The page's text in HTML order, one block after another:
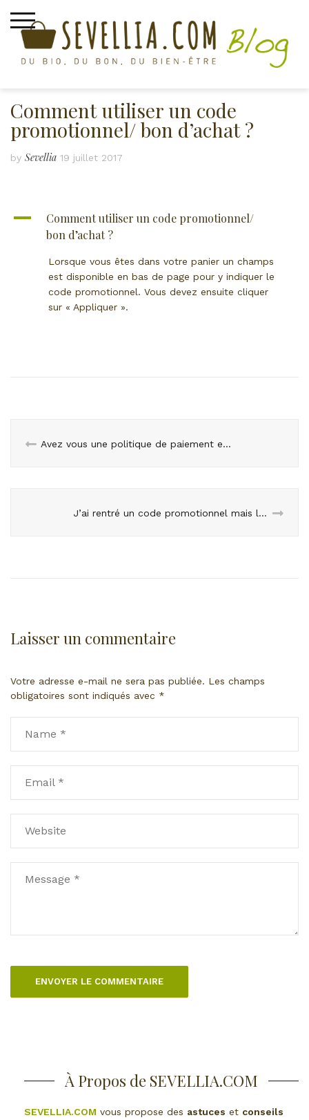
content
Comment utiliser un code
promotionnel/ bon d’achat ?
by Sevellia 19 juillet 2017
A
Comment utiliser un code promotionnel/
bon d’achat ?
Lorsque vous êtes dans votre panier un champs
est disponible en bas de page pour y indiquer le
code promotionnel. Vous devez ensuite cliquer
sur « Appliquer ».
Avez vous une politique de paiement en plusieurs fois ?
J’ai rentré un code promotionnel mais la réduction ne s’applique pas ?
Laisser un commentaire
Votre adresse e-mail ne sera pas publiée. Les champs
obligatoires sont indiqués avec *
À Propos de SEVELLIA.COM
SEVELLIA.COM vous propose des astuces et conseils